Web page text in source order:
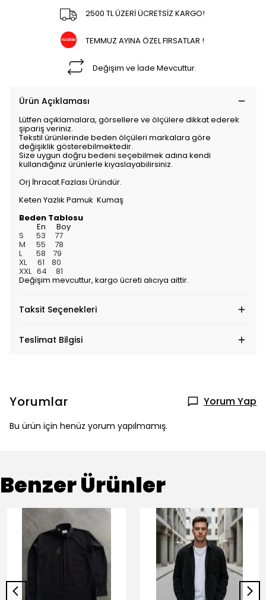
2500 TL ÜZERİ ÜCRETSİZ KARGO!
TEMMUZ AYINA ÖZEL FIRSATLAR !
Değişim ve İade Mevcuttur.
Ürün Açıklaması
Lütfen açıklamalara, görsellere ve ölçülere dikkat ederek
şipariş veriniz.
Tekstil ürünlerinde beden ölçüleri markalara göre
değişiklik gösterebilmektedir.
Size uygun doğru bedeni seçebilmek adına kendi
kullandığınız ürünlerle kıyaslayabilirsiniz.
Orj İhracat Fazlası Üründür.
Keten Yazlık Pamuk Kumaş
Beden Tablosu
En Boy
S 53 77
M 55 78
L 58 79
XL 61 80
XXL 64 81
Değişim mevcuttur, kargo ücreti alıcıya aittir.
Taksit Seçenekleri
Teslimat Bilgisi
Yorumlar Yorum Yap
Bu ürün için henüz yorum yapılmamış.
Benzer Ürünler